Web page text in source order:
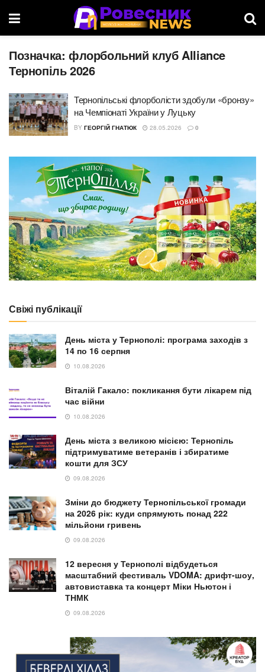
Позначка: флорбольний клуб Alliance
Тернопіль 2026
Тернопільські флорболісти здобули «бронзу»
на Чемпіонаті України у Луцьку
BY ГЕОРГІЙ ГНАТЮК 28.05.2026 0
Свіжі публікації
День міста у Тернополі: програма заходів з
14 по 16 серпня
10.08.2026
Віталій Гакало: покликання бути лікарем під
час війни
10.08.2026
День міста з великою місією: Тернопіль
підтримуватиме ветеранів і збиратиме
кошти для ЗСУ
09.08.2026
Зміни до бюджету Тернопільської громади
на 2026 рік: куди спрямують понад 222
мільйони гривень
09.08.2026
12 вересня у Тернополі відбудеться
масштабний фестиваль VDOMA: дрифт-шоу,
автовиставка та концерт Міки Ньютон і
ТНМК
09.08.2026